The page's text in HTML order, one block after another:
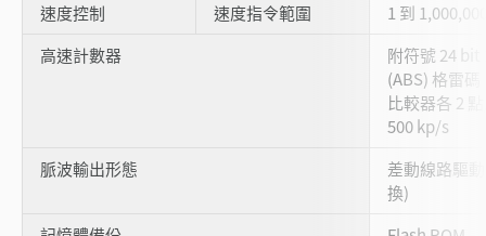
速度控制
速度指令範圍
1 到
高速計數器
附符號 24 bit
(ABS) 格雷
比較器各 2
500 kp/s
脈波輸出形態
差動線路驅
換)